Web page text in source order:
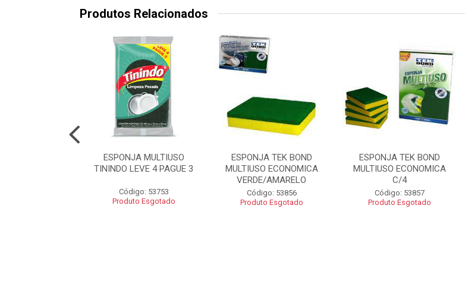
Produtos Relacionados
ESPONJA MULTIUSO
TININDO LEVE 4 PAGUE 3
Código: 53753
Produto Esgotado
ESPONJA TEK BOND
MULTIUSO ECONOMICA
VERDE/AMARELO
Código: 53856
Produto Esgotado
ESPONJA TEK BOND
MULTIUSO ECONOMICA
C/4
Código: 53857
Produto Esgotado